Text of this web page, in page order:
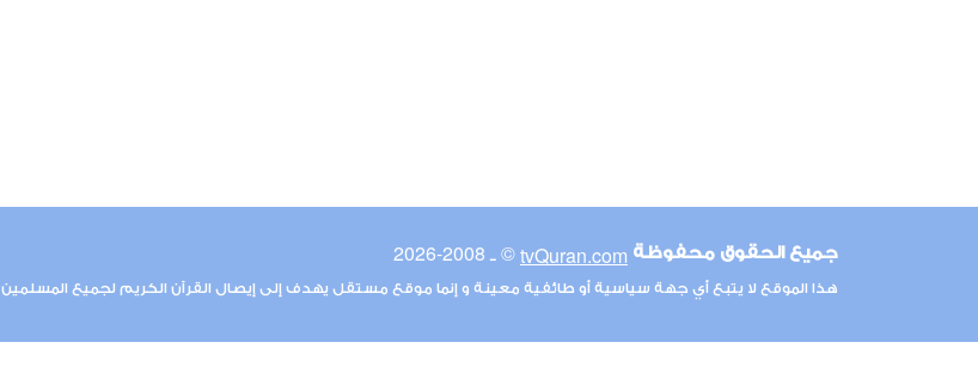
جميع الحقوق محفوظة tvQuran.com© ـ 2008-2026
هذا الموقع لا يتبع أي جهة سياسية أو طائفية معينة و إنما موقع مستقل يهدف إلى إيصال القرآن الكريم لجميع المسلمين